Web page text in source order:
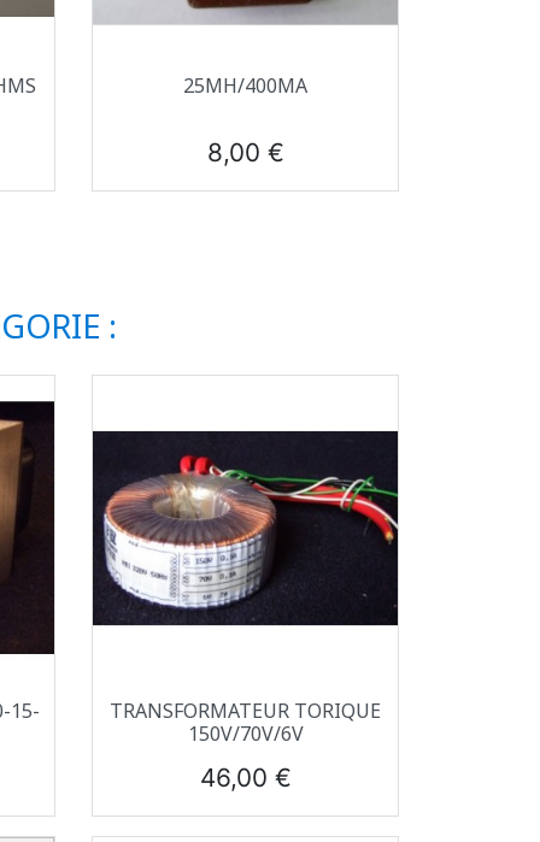
Aperçu rapide
25MH/400MA
Prix
8,00 €
:
15-
Aperçu rapide
TRANSFORMATEUR TORIQUE
150V/70V/6V
Prix
46,00 €